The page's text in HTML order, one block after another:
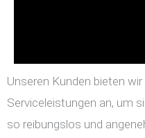
Unseren Kunden bieten
Serviceleistungen an, um
so reibungslos und